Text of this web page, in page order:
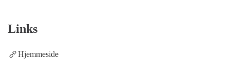
Links
Hjemmeside